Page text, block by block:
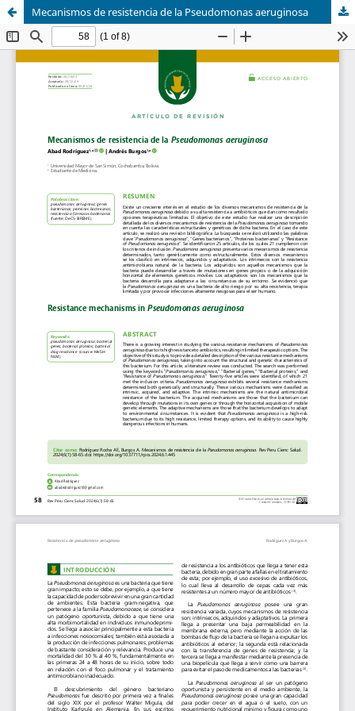
Mecanismos de resistencia de la Pseudomonas aeruginosa